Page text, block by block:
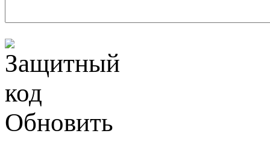
Обновить